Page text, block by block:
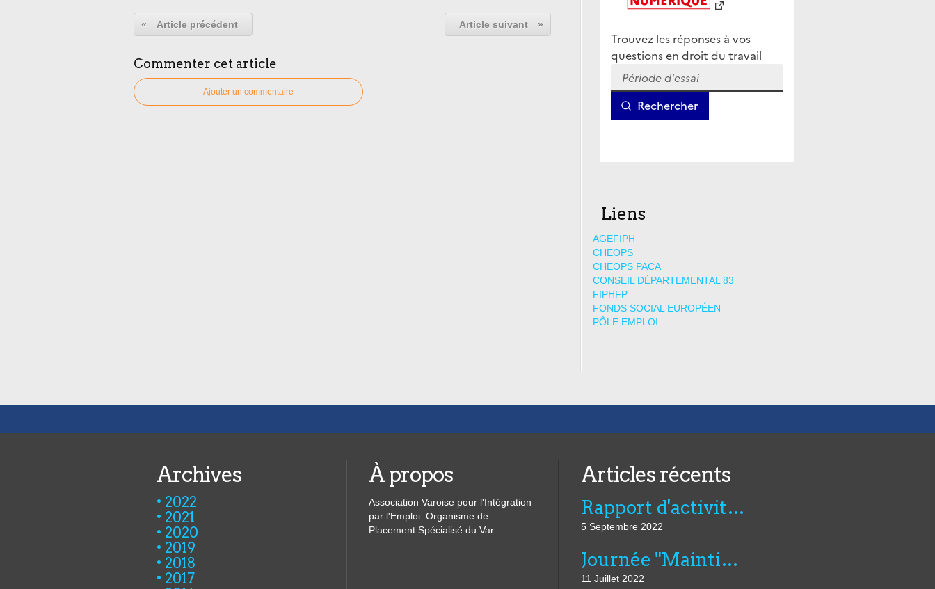
« Article précédent Article suivant »
Commenter cet article
Ajouter un commentaire
Liens
AGEFIPH
CHEOPS
CHEOPS PACA
CONSEIL DÉPARTEMENTAL 83
FIPHFP
FONDS SOCIAL EUROPÉEN
PÔLE EMPLOI
Archives
2022
2021
2020
2019
2018
2017
À propos
Association Varoise pour l'Intégration
par l'Emploi. Organisme de
Placement Spécialisé du Var
Articles récents
Rapport d'activité de l'AVIE 2021
5 Septembre 2022
Journée "Maintien dans l’emploi, compensation et innovation technologique" du 07 juillet au CNFTP
11 Juillet 2022